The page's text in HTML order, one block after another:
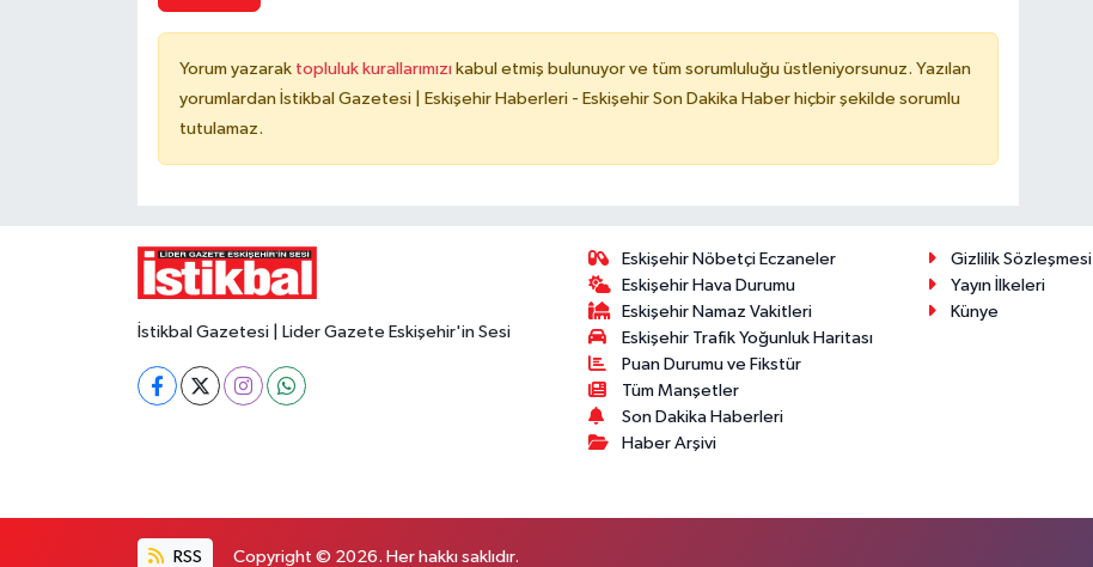
Yorum yazarak topluluk kurallarımızı kabul etmiş bulunuyor ve tüm sorumluluğu üstleniyorsunuz. Yazılan
yorumlardan İstikbal Gazetesi | Eskişehir Haberleri - Eskişehir Son Dakika Haber hiçbir şekilde sorumlu
tutulamaz.
İstikbal Gazetesi | Lider Gazete Eskişehir'in Sesi
Eskişehir Nöbetçi Eczaneler
Eskişehir Hava Durumu
Eskişehir Namaz Vakitleri
Eskişehir Trafik Yoğunluk Haritası
Puan Durumu ve Fikstür
Tüm Manşetler
Son Dakika Haberleri
Haber Arşivi
Gizlilik Sözleşmesi
Yayın İlkeleri
Künye
RSS Copyright © 2026. Her hakkı saklıdır.